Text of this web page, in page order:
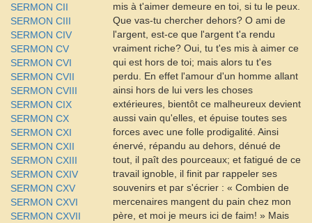
SERMON CII
SERMON CIII
SERMON CIV
SERMON CV
SERMON CVI
SERMON CVII
SERMON CVIII
SERMON CIX
SERMON CX
SERMON CXI
SERMON CXII
SERMON CXIII
SERMON CXIV
SERMON CXV
SERMON CXVI
SERMON CXVII
mis à t'aimer demeure en toi, si tu le peux.
Que vas-tu chercher dehors? O ami de
l'argent, est-ce que l'argent t'a rendu
vraiment riche? Oui, tu t'es mis à aimer ce
qui est hors de toi; mais alors tu t'es
perdu. En effet l'amour d'un homme allant
ainsi hors de lui vers les choses
extérieures, bientôt ce malheureux devient
aussi vain qu'elles, et épuise toutes ses
forces avec une folle prodigalité. Ainsi
énervé, répandu au dehors, dénué de
tout, il paît des pourceaux; et fatigué de ce
travail ignoble, il finit par rappeler ses
souvenirs et par s'écrier : « Combien de
mercenaires mangent du pain chez mon
père, et moi je meurs ici de faim! » Mais